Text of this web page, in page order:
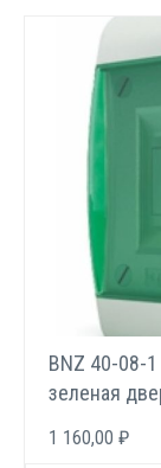
BNZ 40-08-
зеленая
1 160,00 ₽